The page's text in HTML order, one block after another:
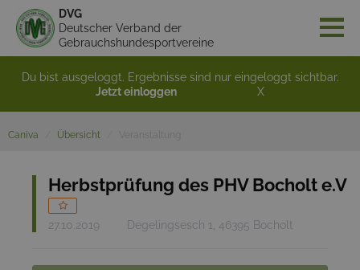
DVG
Deutscher Verband der
Gebrauchshundesportvereine
Du bist ausgeloggt. Ergebnisse sind nur eingeloggt sichtbar.
Jetzt einloggen
X
Caniva Übersicht
Herbstprüfung des PHV Bocholt e.V
27.10.2019 Degelingsesch 1, 46395 Bocholt